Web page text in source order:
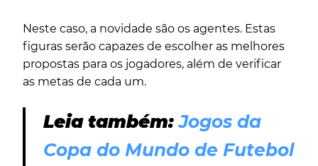
Neste caso, a novidade são os agentes. Estas
figuras serão capazes de escolher as melhores
propostas para os jogadores, além de verificar
as metas de cada um.
Leia também: Jogos da
Copa do Mundo de Futebol